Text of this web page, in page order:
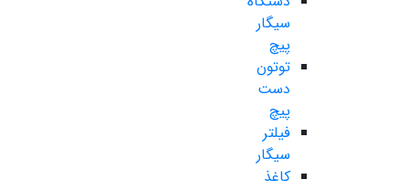
سیگار
پیچ
توتون
دست
پیچ
فیلتر
سیگار
کاغذ